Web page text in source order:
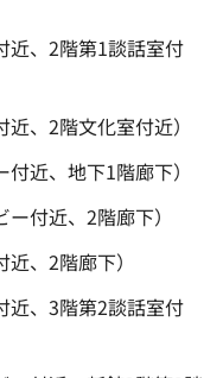
近、2階第1談話室付
、2階文化室付近）
近、地下1階廊下）
付近、2階廊下）
、2階廊下）
近、3階第2談話室付